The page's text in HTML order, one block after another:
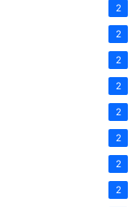
2
2
2
2
2
2
2
2